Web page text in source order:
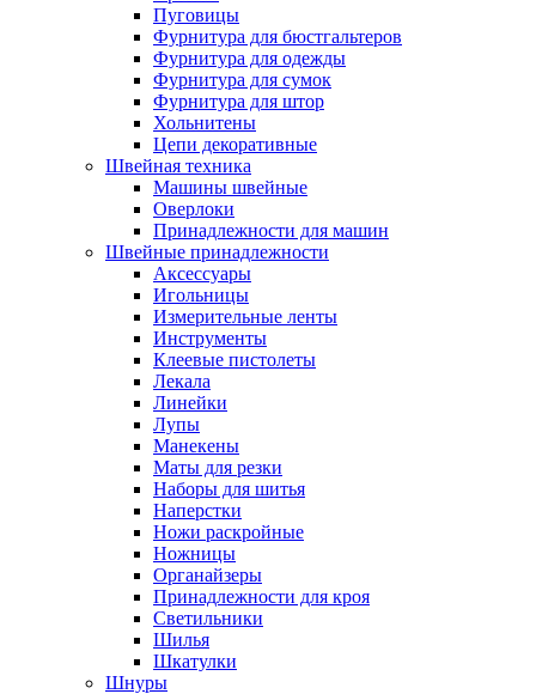
Пуговицы
Фурнитура для бюстгальтеров
Фурнитура для одежды
Фурнитура для сумок
Фурнитура для штор
Хольнитены
Цепи декоративные
Швейная техника
Машины швейные
Оверлоки
Принадлежности для машин
Швейные принадлежности
Аксессуары
Игольницы
Измерительные ленты
Инструменты
Клеевые пистолеты
Лекала
Линейки
Лупы
Манекены
Маты для резки
Наборы для шитья
Наперстки
Ножи раскройные
Ножницы
Органайзеры
Принадлежности для кроя
Светильники
Шилья
Шкатулки
Шнуры